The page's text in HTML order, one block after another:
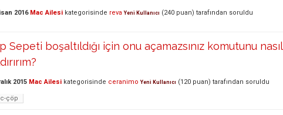
2016 Mac Ailesi kategorisinde reva Yeni Kullanıcı (240 puan) tarafından soruldu
Sepeti boşaltıldığı için onu açamazsınız komutunu nasıl
2015 Mac Ailesi kategorisinde ceranimo Yeni Kullanıcı (120 puan) tarafından soruldu
çöp